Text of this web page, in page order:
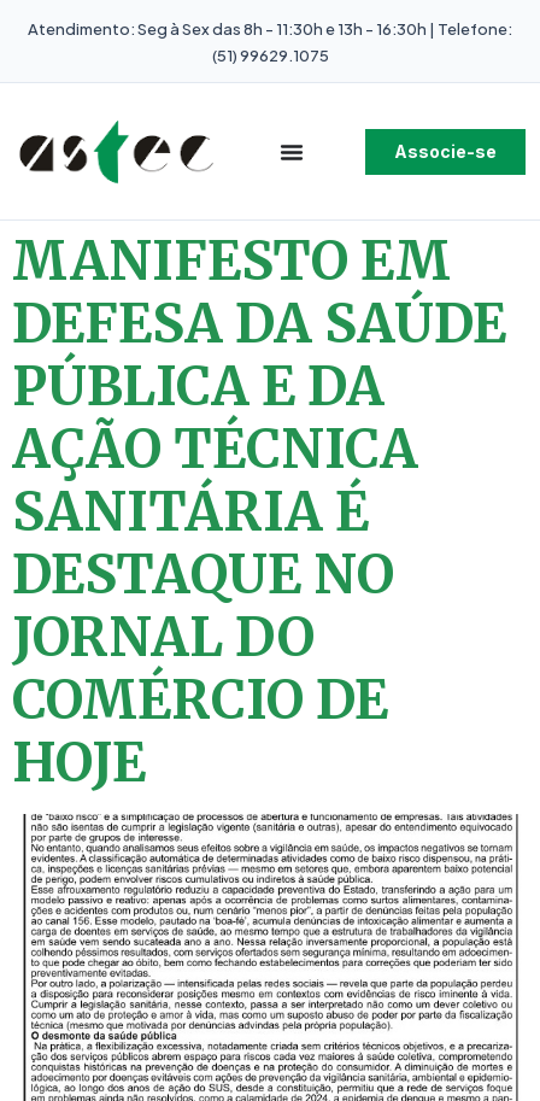
Atendimento: Seg à Sex das 8h - 11:30h e 13h - 16:30h | Telefone:
(51) 99629.1075
Associe-se
MANIFESTO EM
DEFESA DA SAÚDE
PÚBLICA E DA
AÇÃO TÉCNICA
SANITÁRIA É
DESTAQUE NO
JORNAL DO
COMÉRCIO DE
HOJE